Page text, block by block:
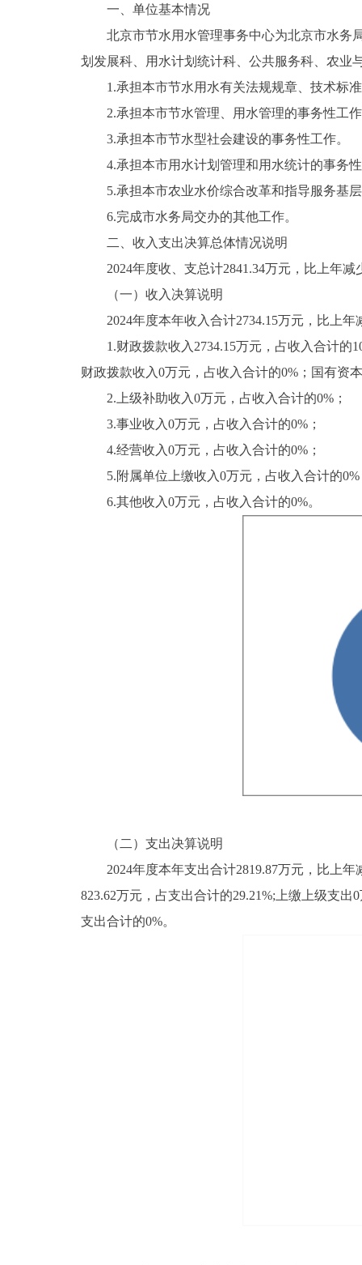
一、单位基本情况
北京市节水用水管理事务中心为北京市水务局
划发展科、用水计划统计科、公共服务科、农业
1.承担本市节水用水有关法规规章、技术标准
2.承担本市节水管理、用水管理的事务性工
3.承担本市节水型社会建设的事务性工作。
4.承担本市用水计划管理和用水统计的事务
5.承担本市农业水价综合改革和指导服务基层
6.完成市水务局交办的其他工作。
二、收入支出决算总体情况说明
2024年度收、支总计2841.34万元，比上年减
（一）收入决算说明
2024年度本年收入合计2734.15万元，比上年
1.财政拨款收入2734.15万元，占收入合计的
财政拨款收入0万元，占收入合计的0%；国有资
2.上级补助收入0万元，占收入合计的0%；
3.事业收入0万元，占收入合计的0%；
4.经营收入0万元，占收入合计的0%；
5.附属单位上缴收入0万元，占收入合计的0%
6.其他收入0万元，占收入合计的0%。
（二）支出决算说明
2024年度本年支出合计2819.87万元，比上年
823.62万元，占支出合计的29.21%;上缴上级支
支出合计的0%。